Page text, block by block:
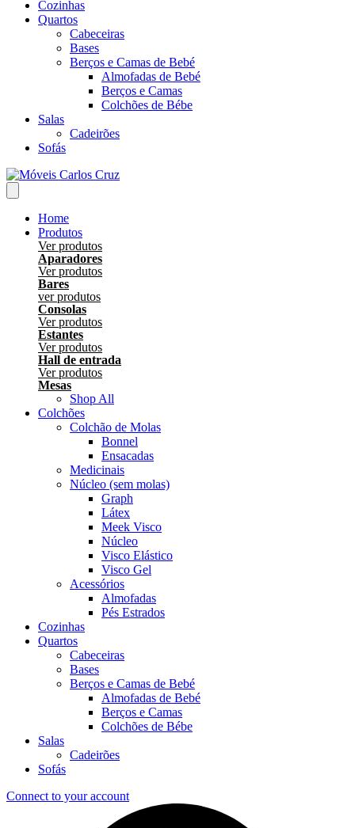
Cozinhas
Quartos
Cabeceiras
Bases
Berços e Camas de Bebé
Almofadas de Bebé
Berços e Camas
Colchões de Bébe
Salas
Cadeirões
Sofás
Home
Produtos
Ver produtos
Aparadores
Ver produtos
Bares
ver produtos
Consolas
Ver produtos
Estantes
Ver produtos
Hall de entrada
Ver produtos
Mesas
Shop All
Colchões
Colchão de Molas
Bonnel
Ensacadas
Medicinais
Núcleo (sem molas)
Graph
Látex
Meek Visco
Núcleo
Visco Elástico
Visco Gel
Acessórios
Almofadas
Pés Estrados
Cozinhas
Quartos
Cabeceiras
Bases
Berços e Camas de Bebé
Almofadas de Bebé
Berços e Camas
Colchões de Bébe
Salas
Cadeirões
Sofás
Connect to your account